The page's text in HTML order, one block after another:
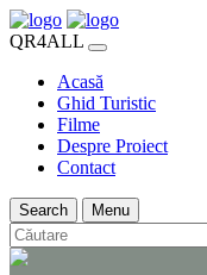
QR4ALL
Acasă
Ghid Turistic
Filme
Despre Proiect
Contact
Search
Menu